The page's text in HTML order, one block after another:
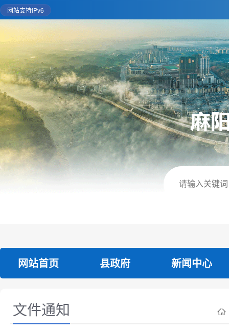
网站支持IPv6
网站首页 县政府 新闻中心
文件通知